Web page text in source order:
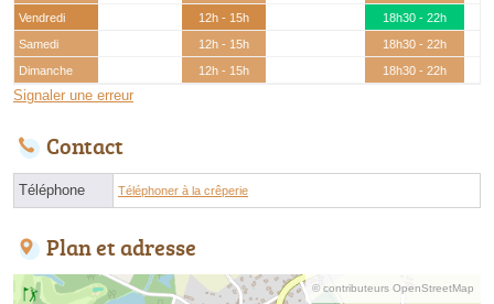
Vendredi
12h - 15h
18h30 - 22h
Samedi
12h - 15h
18h30 - 22h
Dimanche
12h - 15h 18h30 - 22h
Signaler une erreur
Contact
Téléphone Téléphoner à la crêperie
Plan et adresse
© contributeurs OpenStreetMap